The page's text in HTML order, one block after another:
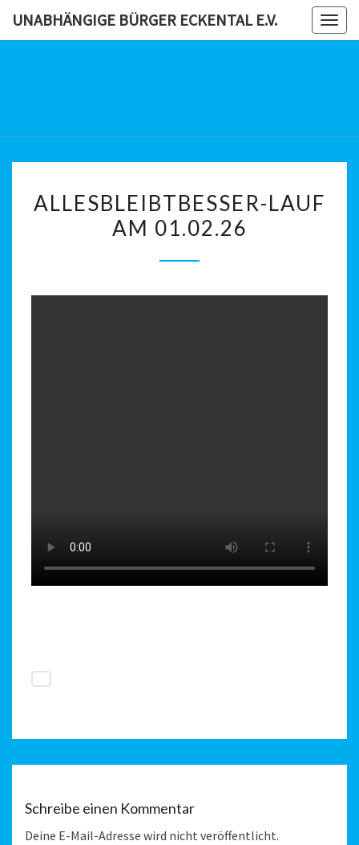
UNABHÄNGIGE BÜRGER ECKENTAL E.V.
LAUF
AM
ALLESBLEIBTBESSER-LAUF
AM 01.02.26
Schreibe einen Kommentar
Deine E-Mail-Adresse wird nicht veröffentlicht.